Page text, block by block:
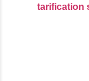
tarification